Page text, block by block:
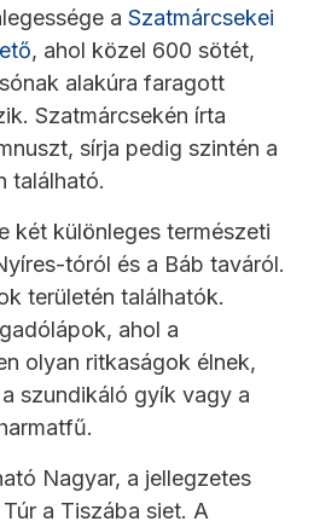
a Szatmárcsekei
, ahol közel 600 sötét,
alakúra faragott
Szatmárcsekén írta
sírja pedig szintén a
található.
két különleges természeti
tóról és a Báb taváról.
területén találhatók.
ahol a
olyan ritkaságok élnek,
szundikáló gyík vagy a
Nagyar, a jellegzetes
a Tiszába siet. A